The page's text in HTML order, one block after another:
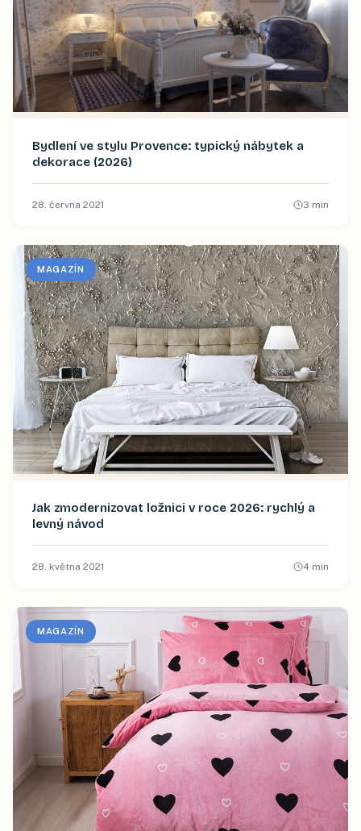
Bydlení ve stylu Provence: typický nábytek a
dekorace (2026)
28. června 2021 3 min
MAGAZÍN
Jak zmodernizovat ložnici v roce 2026: rychlý a
levný návod
28. května 2021 4 min
MAGAZÍN